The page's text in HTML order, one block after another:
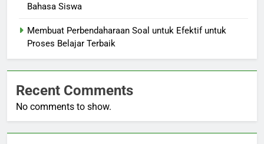
Bahasa Siswa
Membuat Perbendaharaan Soal untuk Efektif untuk
Proses Belajar Terbaik
Recent Comments
No comments to show.